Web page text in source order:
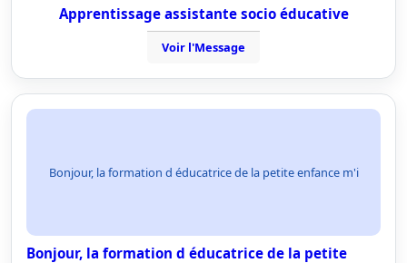
Apprentissage assistante socio éducative
Voir l'Message
Bonjour, la formation d éducatrice de la petite enfance m'i
Bonjour, la formation d éducatrice de la petite